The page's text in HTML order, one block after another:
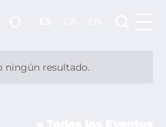
ningún resultado.